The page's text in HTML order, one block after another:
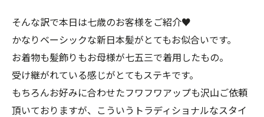
そんな訳で本日は七歳のお客様をご紹介♥
かなりベーシックな新日本髪がとてもお似合いです。
お着物も髪飾りもお母様が七五三で着用したもの。
受け継がれている感じがとてもステキです。
もちろんお好みに合わせたフワフワアップも沢山ご依頼
頂いておりますが、こういうトラディショナルなスタイ